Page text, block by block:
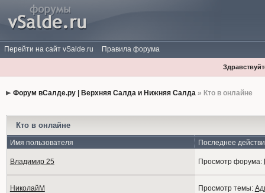
Перейти на сайт vSalde.ru Правила форума
Форум вСалде.ру | Верхняя Салда и Нижняя Салда» Кто в онлайне
Кто в онлайне
Имя пользователя Последнее
Владимир 25 Просмотр форума:
НиколайМ Просмотр темы: